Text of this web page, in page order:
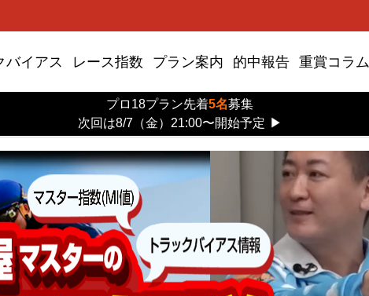
バイアス レース指数 プラン案内 的中報告 重賞コラム
プロ18プラン先着5名募集
次回は8/7（金）21:00〜開始予定 ▶